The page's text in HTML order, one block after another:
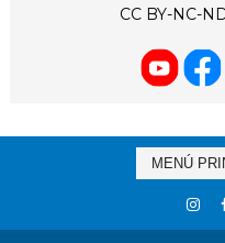
CC BY-NC-